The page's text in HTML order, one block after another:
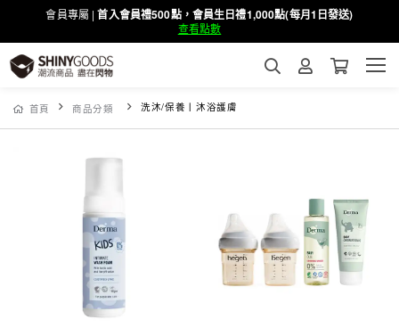
會員專屬 |首入會員禮500點，會員生日禮1,000點(每月1日發送)
查看點數
首頁 商品分類 洗沐/保養丨沐浴護膚